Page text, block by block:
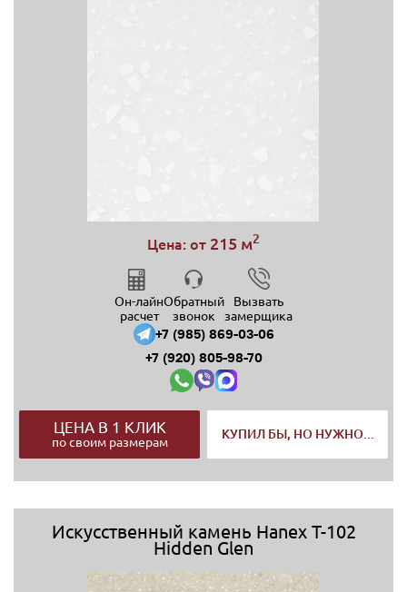
Цена: от 215 м2
Он-лайн
расчет
Обратный
звонок
Вызвать
замерщика
+7 (985) 869-03-06
+7 (920) 805-98-70
ЦЕНА В 1 КЛИК
по своим размерам
КУПИЛ БЫ, НО НУЖНО...
Искусственный камень Hanex T-102
Hidden Glen